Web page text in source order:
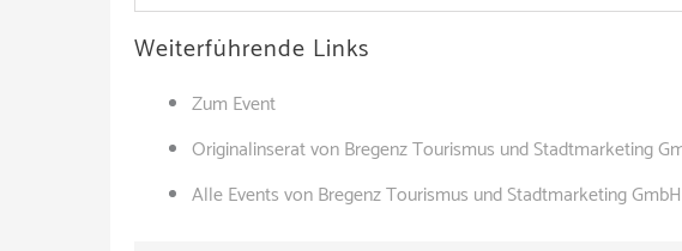
Weiterführende Links
Zum Event
Originalinserat von Bregenz Tourismus und Stadtmarketing
Alle Events von Bregenz Tourismus und Stadtmarketing GmbH